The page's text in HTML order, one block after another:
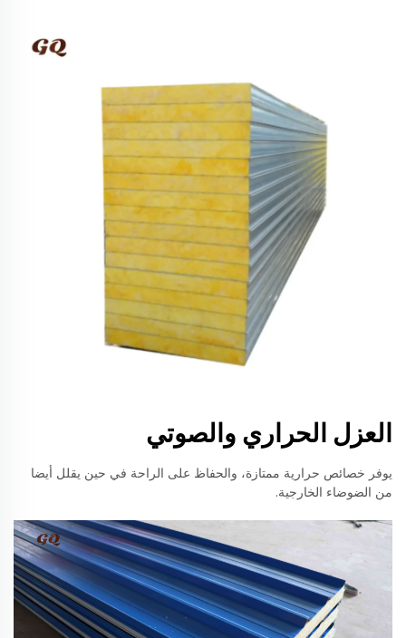
العزل الحراري والصوتي
يوفر خصائص حرارية ممتازة، والحفاظ على الراحة في حين يقلل أيضا
من الضوضاء الخارجية.